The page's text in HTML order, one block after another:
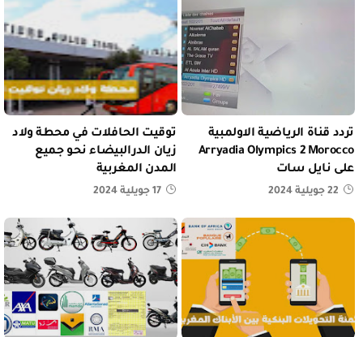
تردد قناة الرياضية الاولمبية
Arryadia Olympics 2 Morocco
على نايل سات
22 جويلية 2024
توقيت الحافلات في محطة ولاد
زيان الدرالبيضاء نحو جميع
المدن المغربية
17 جويلية 2024